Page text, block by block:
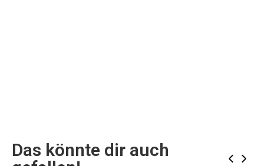
Das könnte dir auch
‹ ›